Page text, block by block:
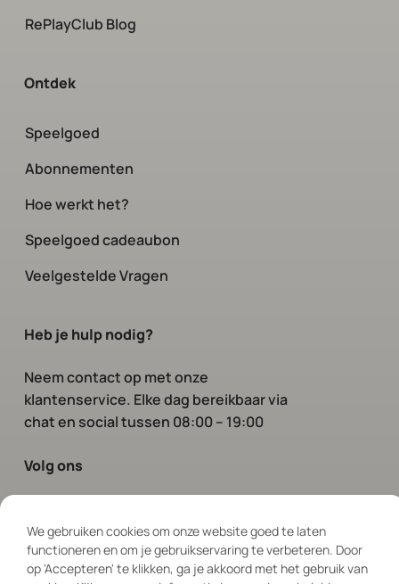
RePlayClub Blog
Ontdek
Speelgoed
Abonnementen
Hoe werkt het?
Speelgoed cadeaubon
Veelgestelde Vragen
Heb je hulp nodig?
Neem contact op met onze
klantenservice. Elke dag bereikbaar via
chat en social tussen 08:00 – 19:00
Volg ons
We gebruiken cookies om onze website goed te laten
functioneren en om je gebruikservaring te verbeteren. Door
op 'Accepteren' te klikken, ga je akkoord met het gebruik van